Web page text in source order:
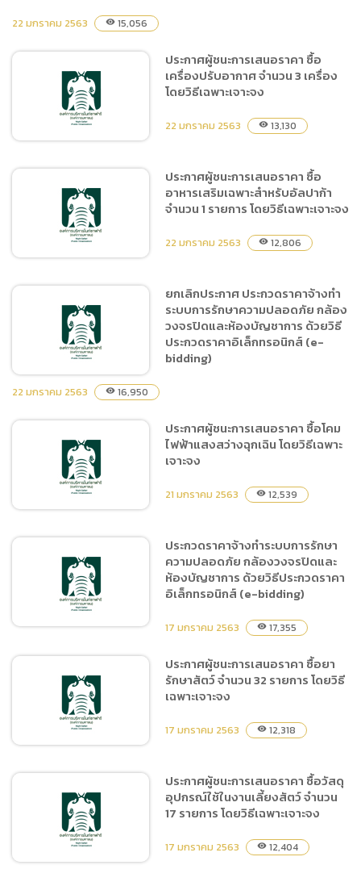
เผยแพร่แผนการจัดซื้อจัดจ้าง
ประจำปีงบประมาณ
พ.ศ.2563 ชื่อโครงการ จัดซื้อ
License software
Antivirus, คอมพิวเตอร์,
แท็ปเล็ต, เครื่องคอมพิวเตอร์
พร้อมระบบปฏิบัติการ
22 มกราคม 2563 visibility 15,056
ประกาศผู้ชนะการเสนอราคา
ซื้อเครื่องปรับอากาศ จำนวน 3
เครื่อง โดยวิธีเฉพาะเจาะจง
ประกาศผู้ชนะการเสนอราคา ซื้อ
เครื่องปรับอากาศ จำนวน 3 เครื่อง
โดยวิธีเฉพาะเจาะจง
22 มกราคม 2563 visibility 13,130
ประกาศผู้ชนะการเสนอราคา
ซื้ออาหารเสริมเฉพาะสำหรับ
อัลปาก้า จำนวน 1 รายการ โดย
วิธีเฉพาะเจาะจง
ประกาศผู้ชนะการเสนอราคา ซื้อ
อาหารเสริมเฉพาะสำหรับอัลปาก้า
จำนวน 1 รายการ โดยวิธีเฉพาะเจาะจง
22 มกราคม 2563 visibility 12,806
จ้างทำระบบการรักษาความ
ปลอดภัย กล้องวงจรปิดและ
ห้องบัญชาการ ด้วยวิธี
ประกวดราคาอิเล็กทรอนิกส์
ยกเลิกประกาศ ประกวดราคาจ้างทำ
ระบบการรักษาความปลอดภัย กล้อง
วงจรปิดและห้องบัญชาการ ด้วยวิธี
ประกวดราคาอิเล็กทรอนิกส์ (e-
bidding)
22 มกราคม 2563 visibility 16,950
ประกาศผู้ชนะการเสนอราคา
ซื้อโคมไฟฟ้าแสงสว่างฉุกเฉิน
โดยวิธีเฉพาะเจาะจง
ประกาศผู้ชนะการเสนอราคา ซื้อโคม
ไฟฟ้าแสงสว่างฉุกเฉิน โดยวิธีเฉพาะ
เจาะจง
21 มกราคม 2563 visibility 12,539
ประกวดราคาจ้างทำระบบการ
รักษาความปลอดภัย กล้อง
วงจรปิดและห้องบัญชาการ
ด้วยวิธีประกวดราคา
ประกวดราคาจ้างทำระบบการรักษา
ความปลอดภัย กล้องวงจรปิดและ
ห้องบัญชาการ ด้วยวิธีประกวดราคา
อิเล็กทรอนิกส์ (e-bidding)
17 มกราคม 2563 visibility 17,355
ประกาศผู้ชนะการเสนอราคา
ซื้อยารักษาสัตว์ จำนวน 32
รายการ โดยวิธีเฉพาะเจาะจง
ประกาศผู้ชนะการเสนอราคา ซื้อยา
รักษาสัตว์ จำนวน 32 รายการ โดยวิธี
เฉพาะเจาะจง
17 มกราคม 2563 visibility 12,318
ประกาศผู้ชนะการเสนอราคา ซื้อวัสดุ
อุปกรณ์ใช้ในงานเลี้ยงสัตว์ จำนวน
17 รายการ โดยวิธีเฉพาะเจาะจง
17 มกราคม 2563 visibility 12,404